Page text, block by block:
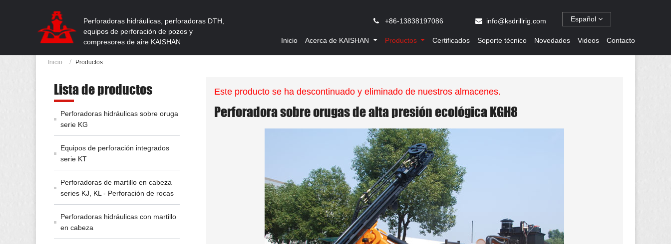
Perforadoras hidráulicas, perforadoras DTH,
equipos de perforación de pozos y
compresores de aire KAISHAN
Español
+86-13838197086 info@ksdrillrig.com
Inicio Acerca de KAISHAN Productos Certificados Soporte técnico Novedades Videos Contacto
Inicio Productos
Este producto se ha descontinuado y eliminado de nuestros almacenes.
Perforadora sobre orugas de alta presión ecológica KGH8
Lista de productos
Perforadoras hidráulicas sobre oruga
serie KG
Equipos de perforación integrados
serie KT
Perforadoras de martillo en cabeza
series KJ, KL - Perforación de rocas
Perforadoras hidráulicas con martillo
en cabeza